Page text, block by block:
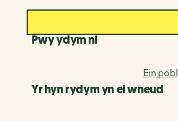
Pwy ydym ni
Ein pobl
Yr hyn rydym yn ei wneud